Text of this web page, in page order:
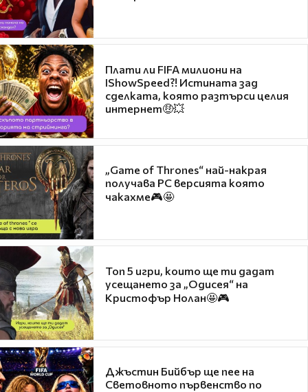
Плати ли FIFA милиони на
IShowSpeed?! Истината зад
сделката, която разтърси целия
интернет🤑💥
„Game of Thrones“ най-накрая
получава PC версията която
чакахме🎮🤩
Топ 5 игри, които ще ти дадат
усещането за „Одисея“ на
Кристофър Нолан🤩🎮
Джъстин Бийбър ще пее на
Световното първенство по